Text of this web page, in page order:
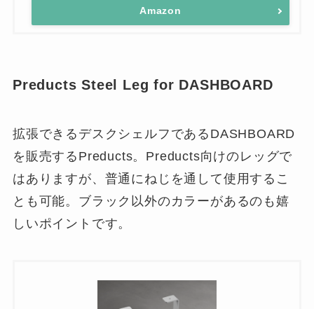
Amazon
Preducts Steel Leg for DASHBOARD
拡張できるデスクシェルフであるDASHBOARD
を販売するPreducts。Preducts向けのレッグで
はありますが、普通にねじを通して使用するこ
とも可能。ブラック以外のカラーがあるのも嬉
しいポイントです。